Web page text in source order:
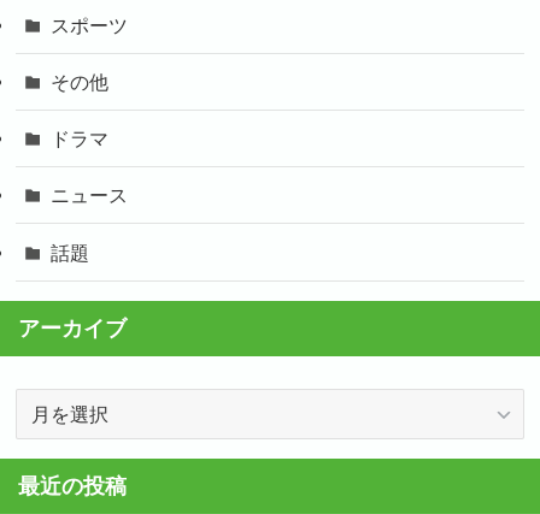
スポーツ
その他
ドラマ
ニュース
話題
アーカイブ
カ
イ
最近の投稿